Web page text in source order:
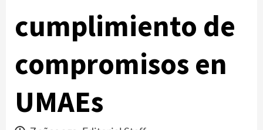
cumplimiento de
compromisos en
UMAEs